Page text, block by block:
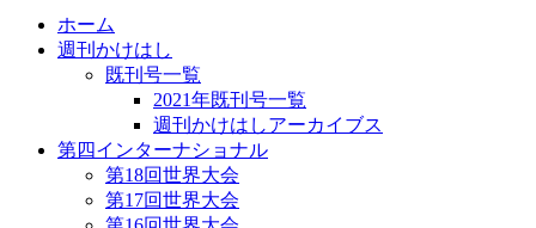
ホーム
週刊かけはし
既刊号一覧
2021年既刊号一覧
週刊かけはしアーカイブス
第四インターナショナル
第18回世界大会
第17回世界大会